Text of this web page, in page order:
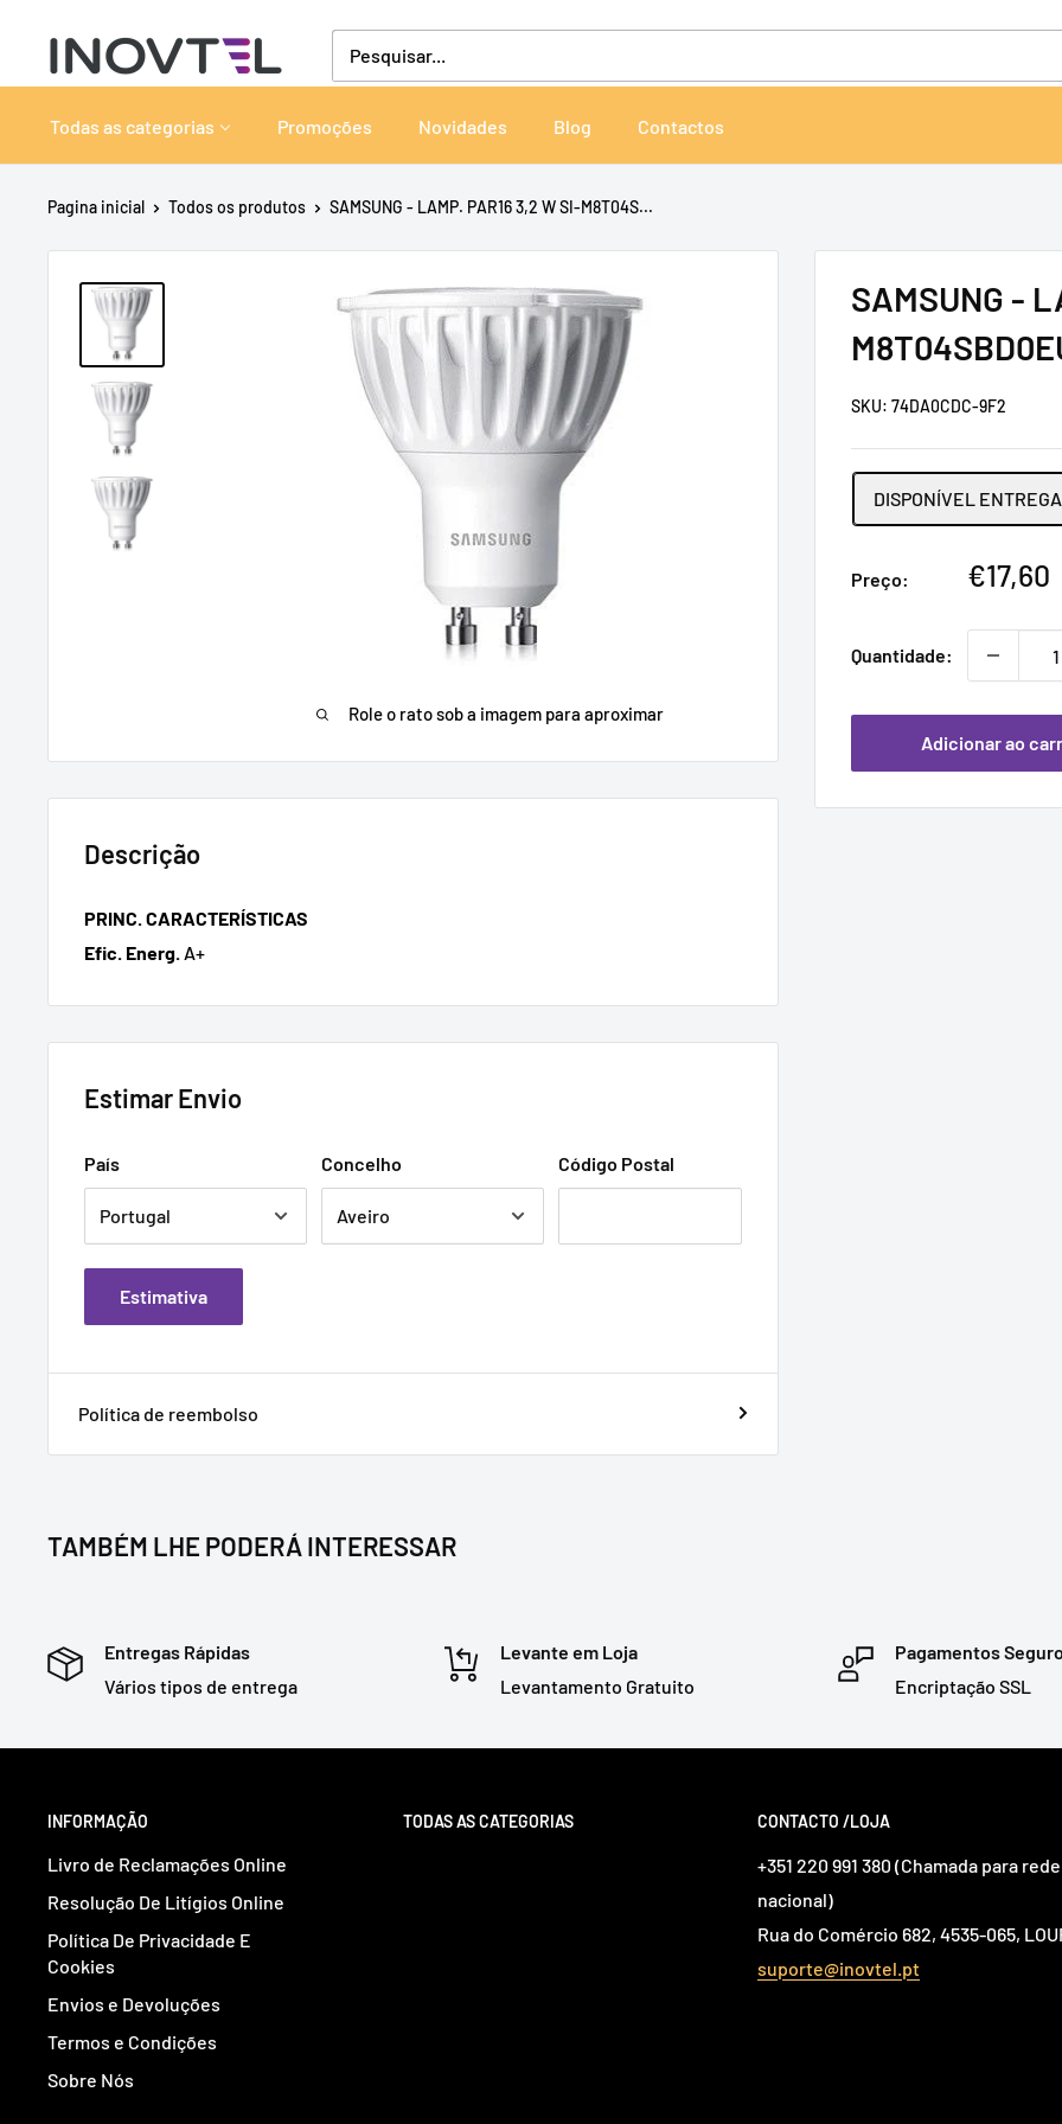
o
conteúdo
Inovtel
Todas as categorias Promoções Novidades Blog Contactos
Pagina inicial Todos os produtos SAMSUNG - LAMP. PAR16 3,2 W SI-M8T04S...
Role o rato sob a imagem para aproximar
SAMSUNG -
SKU: 74DA0CDC-9F2
DISPONÍVEL
Preço:
Preço
€17,60
Quantidade:
Adicionar ao
Descrição
PRINC. CARACTERÍSTICAS
Efic. Energ. A+
Estimar Envio
País Concelho Código Postal
Estimativa
Política de reembolso
TAMBÉM LHE PODERÁ INTERESSAR
Entregas Rápidas
Vários tipos de entrega
Levante em Loja
Levantamento Gratuito
Pagamentos
Encriptação SSL
INFORMAÇÃO
Livro de Reclamações Online
Resolução De Litígios Online
Política De Privacidade E
Cookies
Envios e Devoluções
Termos e Condições
Sobre Nós
TODAS AS CATEGORIAS CONTACTO /LOJA
+351 220 991 380 (Chamada para
nacional)
Rua do Comércio 682, 4535-065,
suporte@inovtel.pt